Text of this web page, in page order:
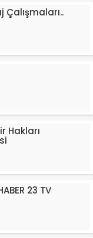
Çalışmaları..
Hakları
23 TV